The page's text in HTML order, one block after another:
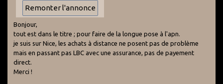
Bonjour,
tout est dans le titre ; pour faire de la longue pose à l'apn.
je suis sur Nice, les achats à distance ne posent pas de problème
mais en passant pas LBC avec une assurance, pas de payement
direct.
Merci !